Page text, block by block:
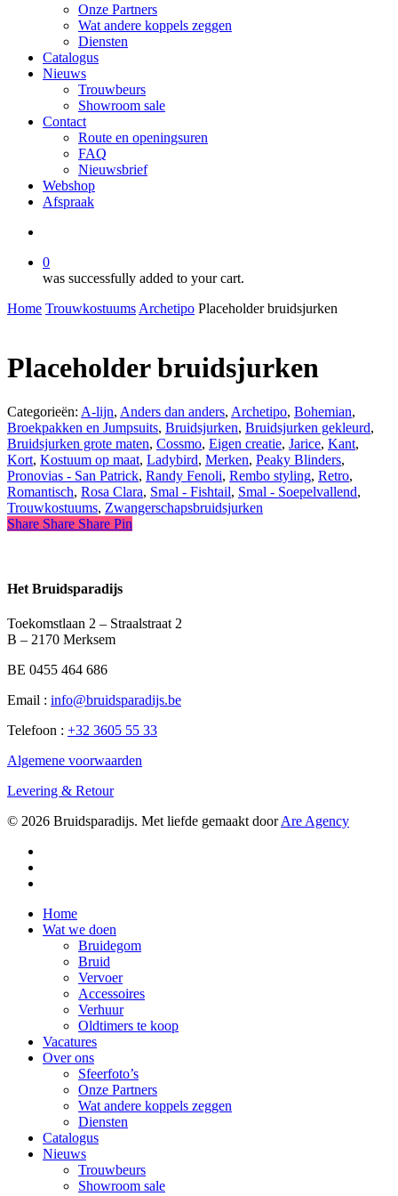
Onze Partners
Wat andere koppels zeggen
Diensten
Catalogus
Nieuws
Trouwbeurs
Showroom sale
Contact
Route en openingsuren
FAQ
Nieuwsbrief
Webshop
Afspraak
0
was successfully added to your cart.
Home Trouwkostuums Archetipo Placeholder bruidsjurken
Placeholder bruidsjurken
Categorieën: A-lijn, Anders dan anders, Archetipo, Bohemian,
Broekpakken en Jumpsuits, Bruidsjurken, Bruidsjurken gekleurd,
Bruidsjurken grote maten, Cossmo, Eigen creatie, Jarice, Kant,
Kort, Kostuum op maat, Ladybird, Merken, Peaky Blinders,
Pronovias - San Patrick, Randy Fenoli, Rembo styling, Retro,
Romantisch, Rosa Clara, Smal - Fishtail, Smal - Soepelvallend,
Trouwkostuums, Zwangerschapsbruidsjurken
Share
Share Share Share Pin
Het Bruidsparadijs
Toekomstlaan 2 – Straalstraat 2
B – 2170 Merksem
BE 0455 464 686
Email : info@bruidsparadijs.be
Telefoon : +32 3605 55 33
Algemene voorwaarden
Levering & Retour
© 2026 Bruidsparadijs. Met liefde gemaakt doorAre Agency
Close
Menu
Home
Wat we doen
Bruidegom
Bruid
Vervoer
Accessoires
Verhuur
Oldtimers te koop
Vacatures
Over ons
Sfeerfoto’s
Onze Partners
Wat andere koppels zeggen
Diensten
Catalogus
Nieuws
Trouwbeurs
Showroom sale